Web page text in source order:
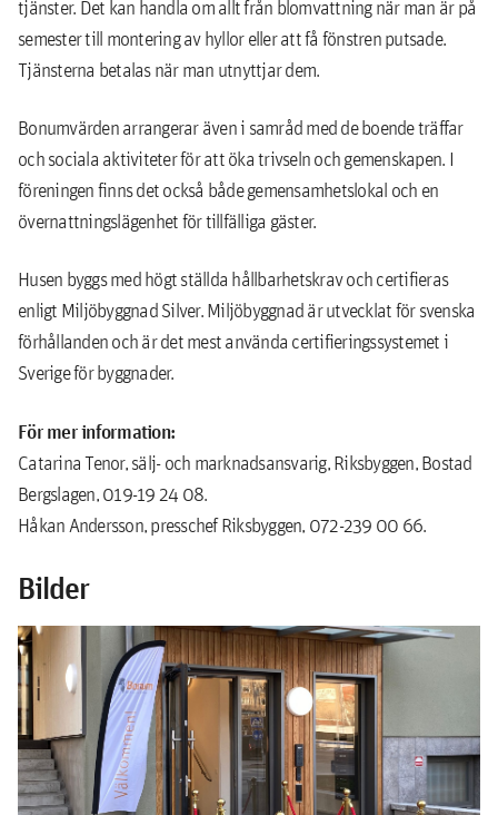
tjänster. Det kan handla om allt från blomvattning när man är på
semester till montering av hyllor eller att få fönstren putsade.
Tjänsterna betalas när man utnyttjar dem.
Bonumvärden arrangerar även i samråd med de boende träffar
och sociala aktiviteter för att öka trivseln och gemenskapen. I
föreningen finns det också både gemensamhetslokal och en
övernattningslägenhet för tillfälliga gäster.
Husen byggs med högt ställda hållbarhetskrav och certifieras
enligt Miljöbyggnad Silver. Miljöbyggnad är utvecklat för svenska
förhållanden och är det mest använda certifieringssystemet i
Sverige för byggnader.
För mer information:
Catarina Tenor, sälj- och marknadsansvarig, Riksbyggen, Bostad
Bergslagen, 019-19 24 08.
Håkan Andersson, presschef Riksbyggen, 072-239 00 66.
Bilder